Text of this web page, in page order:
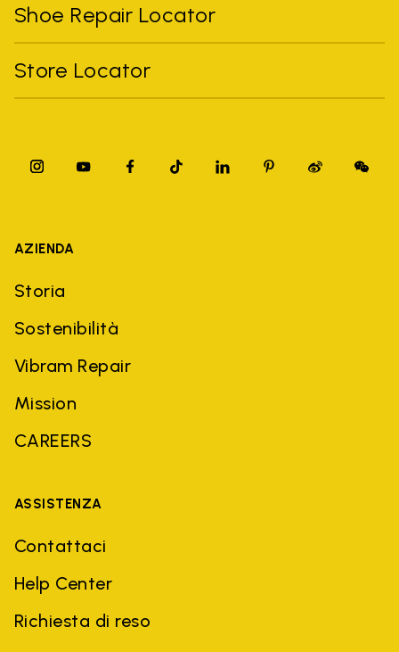
Shoe Repair Locator
Store Locator
AZIENDA
Storia
Sostenibilità
Vibram Repair
Mission
CAREERS
ASSISTENZA
Contattaci
Help Center
Richiesta di reso